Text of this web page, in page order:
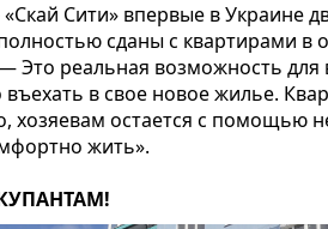
Сити» впервые в Украине
сданы с квартирами в
—Это реальная возможность для
в свое новое жилье.
хозяевам остается с помощью
жить».